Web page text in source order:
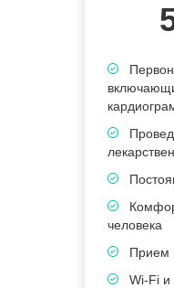
человека
Прием
Wi-Fi и